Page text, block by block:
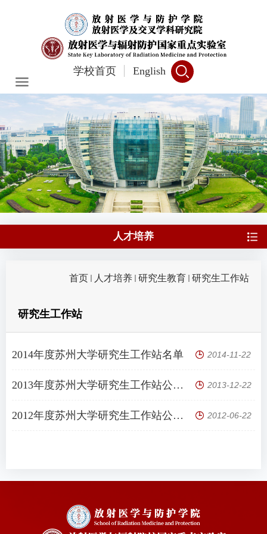
学校首页 English
人才培养
首页 人才培养 研究生教育 研究生工作站
研究生工作站
2014年度苏州大学研究生工作站名单 2014-11-22
2013年度苏州大学研究生工作站公示名单 2013-12-22
2012年度苏州大学研究生工作站公示名单 2012-06-22